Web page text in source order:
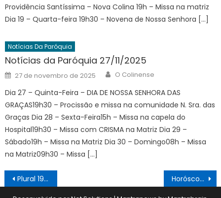
Providência Santíssima – Nova Colina 19h – Missa na matriz
Dia 19 – Quarta-feira 19h30 – Novena de Nossa Senhora […]
Notícias Da Paróquia
Notícias da Paróquia 27/11/2025
Posted
on
27 de novembro de 2025 Author
O Colinense
Dia 27 – Quinta-Feira – DIA DE NOSSA SENHORA DAS
GRAÇAS19h30 – Procissão e missa na comunidade N. Sra. das
Graças Dia 28 – Sexta-Feira15h – Missa na capela do
Hospital19h30 – Missa com CRISMA na Matriz Dia 29 –
Sábado19h – Missa na Matriz Dia 30 – Domingo08h – Missa
na Matriz09h30 – Missa […]
Navegação
de
Plural 19/08 Horóscopo 26/08 a 01/09